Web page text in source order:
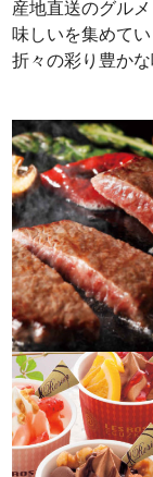
産地直送のグル
味しいを集めて
折々の彩り豊か